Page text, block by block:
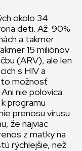
okolo 34
deti. Až 90%
a takmer
15 miliónov
(ARV), ale len
s HIV a
možnosť
nie polovica
programu
prenosu vírusu
že najviac
z matky na
rýchlejšie, než